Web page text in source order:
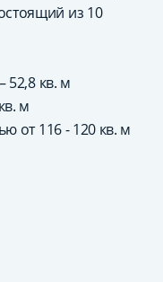
из 10
52,8 кв. м
м
от 116 - 120 кв. м